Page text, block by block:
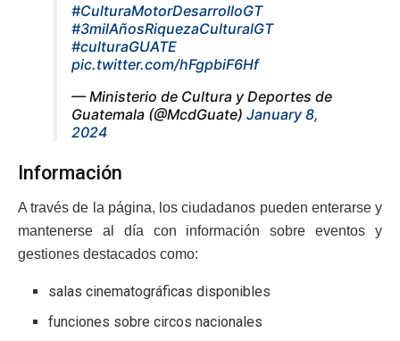
#CulturaMotorDesarrolloGT
#3milAñosRiquezaCulturalGT
#culturaGUATE
pic.twitter.com/hFgpbiF6Hf
— Ministerio de Cultura y Deportes de
Guatemala (@McdGuate) January 8,
2024
Información
A través de la página, los ciudadanos pueden enterarse y
mantenerse al día con información sobre eventos y
gestiones destacados como:
salas cinematográficas disponibles
funciones sobre circos nacionales